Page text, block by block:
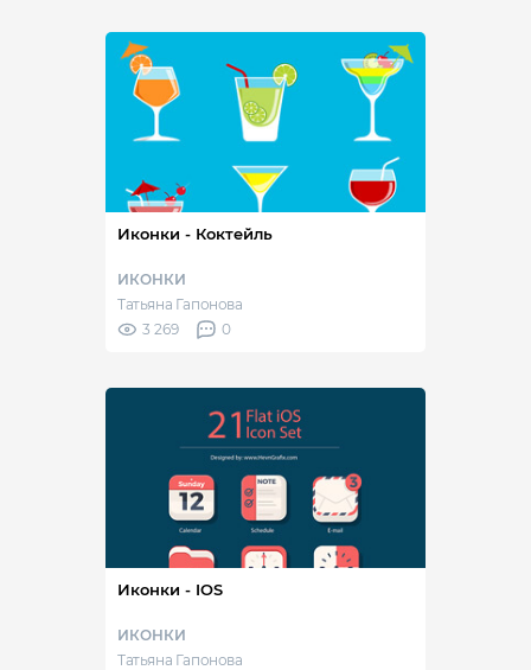
Иконки - Коктейль
ИКОНКИ
Татьяна Гапонова
3 269
0
Иконки - IOS
ИКОНКИ
Татьяна Гапонова